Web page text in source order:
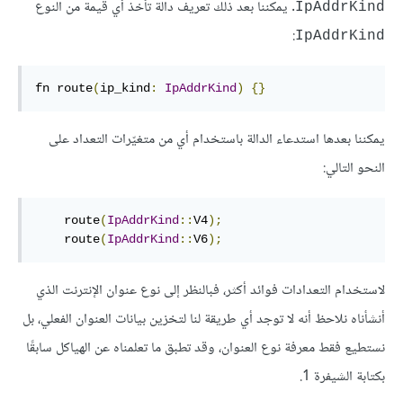
IpAddrKind. يمكننا بعد ذلك تعريف دالة تأخذ أي قيمة من النوع
IpAddrKind
:
fn route(ip_kind: IpAddrKind) {}
يمكننا بعدها استدعاء الدالة باستخدام أي من متغيّرات التعداد على
النحو التالي:
    route
(IpAddrKind::V4);
    route
(IpAddrKind::V6);
لاستخدام التعدادات فوائد أكثر، فبالنظر إلى نوع عنوان الإنترنت الذي
أنشأناه نلاحظ أنه لا توجد أي طريقة لنا لتخزين بيانات العنوان الفعلي، بل
نستطيع فقط معرفة نوع العنوان، وقد تطبق ما تعلمناه عن الهياكل سابقًا
بكتابة الشيفرة 1.